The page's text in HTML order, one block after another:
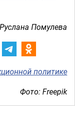
Руслана Помулева
политике
Фото: Freepik